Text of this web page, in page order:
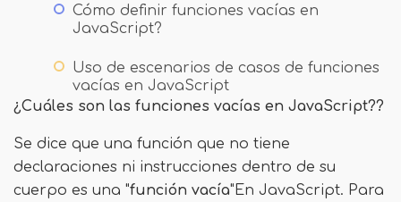
Cómo definir funciones vacías en
JavaScript?
Uso de escenarios de casos de funciones
vacías en JavaScript
¿Cuáles son las funciones vacías en JavaScript??
Se dice que una función que no tiene
declaraciones ni instrucciones dentro de su
cuerpo es una "función vacía"En JavaScript. Para